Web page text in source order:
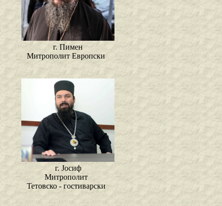
г. Пимен
Митрополит Европски
г. Јосиф
Митрополит
Тетовско - гостиварски